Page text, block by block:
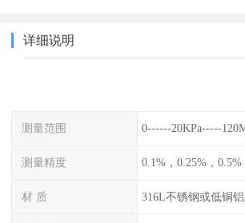
详细说明
测量范围 0------20KPa-----
测量精度 0.1%，0.25%，0.5%
材 质 316L不锈钢或低铜